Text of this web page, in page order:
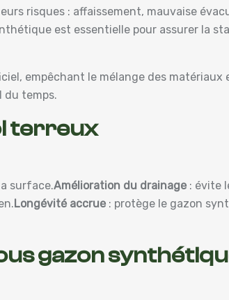
risques : affaissement, mauvaise
est essentielle pour assurer la
empêchant le mélange des matériaux
du temps.
terreux
surface.Amélioration du drainage : évite
Longévité accrue : protège le gazon
gazon